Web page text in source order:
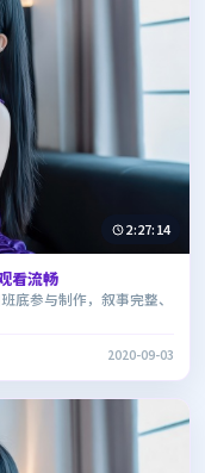
2:27:14
看流畅
底参与制作，叙事完整、
2020-09-03